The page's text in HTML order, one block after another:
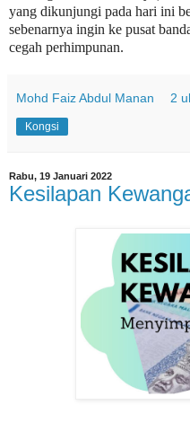
yang dikunjungi pada hari ini
sebenarnya ingin ke pusat
cegah perhimpunan.
Mohd Faiz Abdul Manan 2
Kongsi
Rabu, 19 Januari 2022
Kesilapan